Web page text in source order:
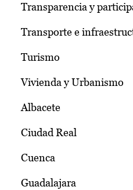
Transparencia y
Transporte e
Turismo
Vivienda y Urbanismo
Albacete
Ciudad Real
Cuenca
Guadalajara